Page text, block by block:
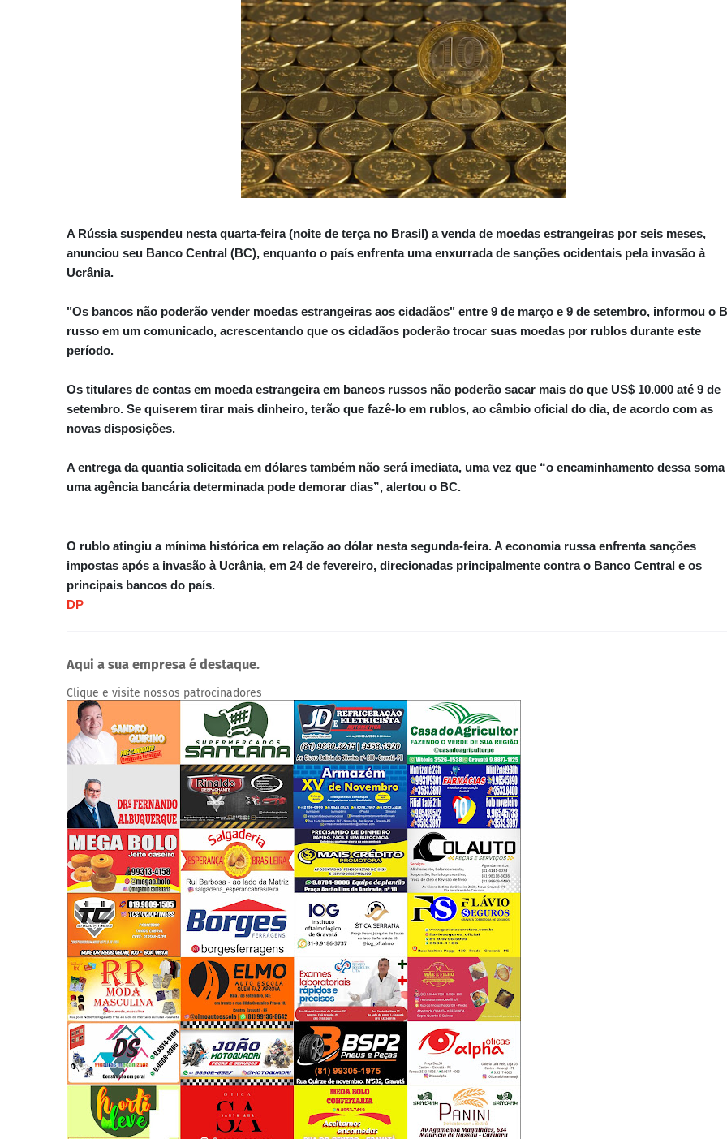
A Rússia suspendeu nesta quarta-feira (noite de terça no Brasil) a venda de moedas estrangeiras por seis meses,
anunciou seu Banco Central (BC), enquanto o país enfrenta uma enxurrada de sanções ocidentais pela invasão à
Ucrânia.
"Os bancos não poderão vender moedas estrangeiras aos cidadãos" entre 9 de março e 9 de setembro, informou o
russo em um comunicado, acrescentando que os cidadãos poderão trocar suas moedas por rublos durante este
período.
Os titulares de contas em moeda estrangeira em bancos russos não poderão sacar mais do que US$ 10.000 até 9 de
setembro. Se quiserem tirar mais dinheiro, terão que fazê-lo em rublos, ao câmbio oficial do dia, de acordo com as
novas disposições.
A entrega da quantia solicitada em dólares também não será imediata, uma vez que “o encaminhamento dessa soma
uma agência bancária determinada pode demorar dias”, alertou o BC.
O rublo atingiu a mínima histórica em relação ao dólar nesta segunda-feira. A economia russa enfrenta sanções
impostas após a invasão à Ucrânia, em 24 de fevereiro, direcionadas principalmente contra o Banco Central e os
principais bancos do país.
DP
Aqui a sua empresa é destaque.
Clique e visite nossos patrocinadores